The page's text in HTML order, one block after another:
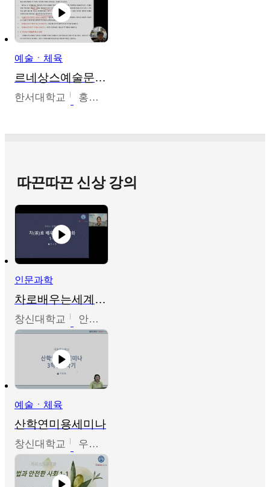
예술ㆍ체육
르네상스예술문화사
한서대학교 홍창호
따끈따끈 신상 강의
인문과학
차로배우는세계문화
창신대학교 안소영
예술ㆍ체육
산학연미용세미나
창신대학교 우미옥,오윤경,박선이